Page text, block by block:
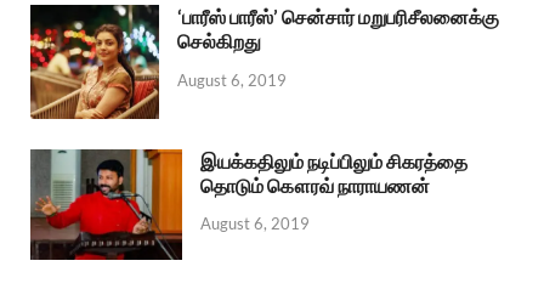
‘பாரீஸ் பாரீஸ்’ சென்சார் மறுபரிசீலனைக்கு
செல்கிறது
August 6, 2019
இயக்கதிலும் நடிப்பிலும் சிகரத்தை
தொடும் கௌரவ் நாராயணன்
August 6, 2019